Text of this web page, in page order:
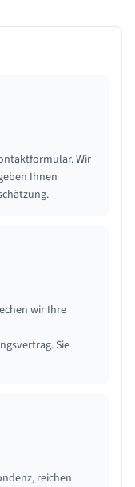
Wir
Ihnen
wir Ihre
Sie
reichen